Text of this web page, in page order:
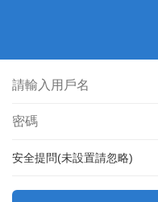
安全提問(未設置請忽略)